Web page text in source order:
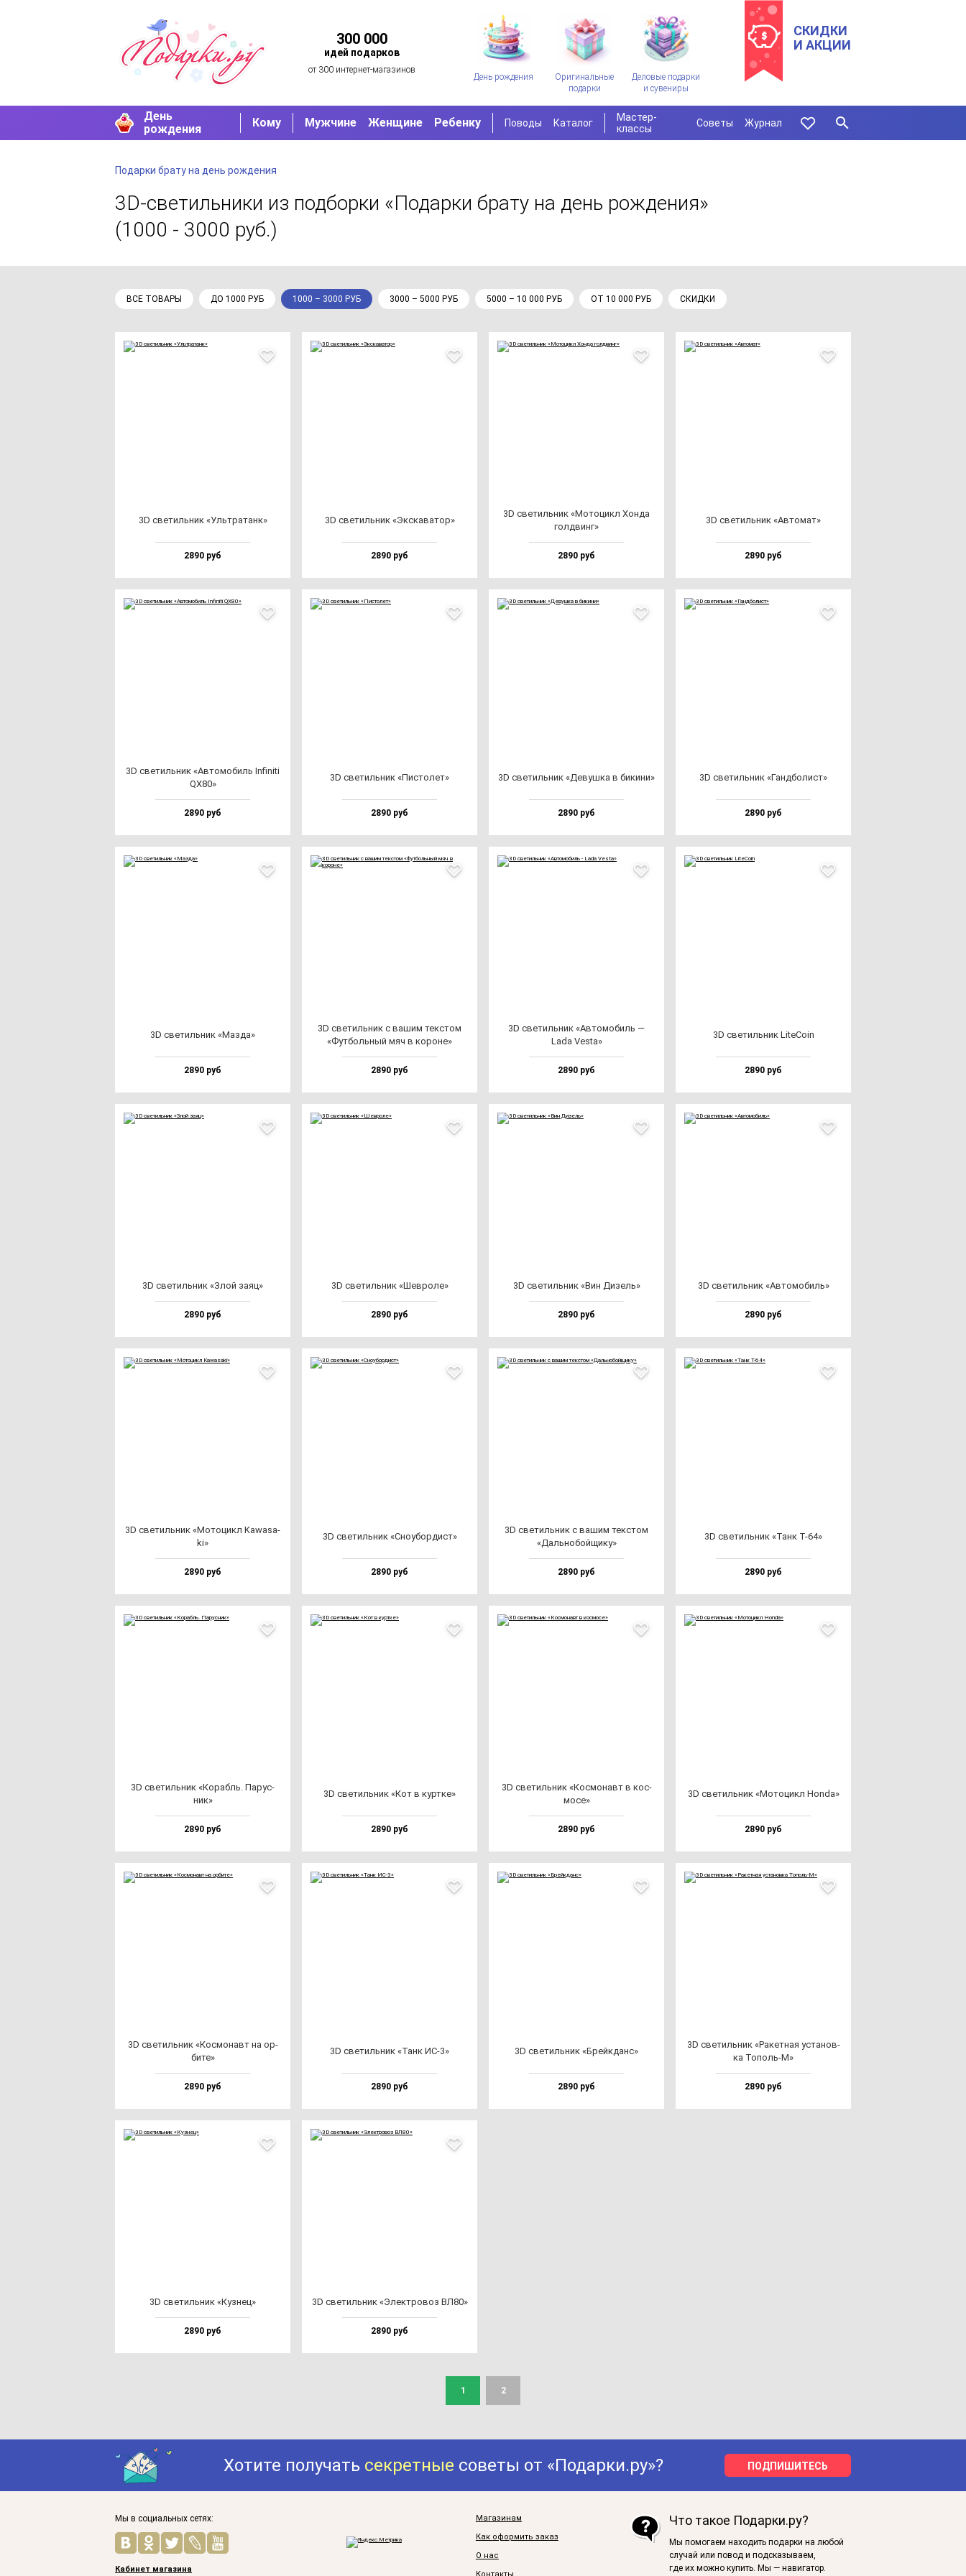
300 000
идей подарков
от 300 интернет-магазинов
День рождения
Оригинальные
подарки
Деловые подарки
и сувениры
СКИДКИ
И АКЦИИ
День
рождения
Кому Мужчине Женщине Ребенку Поводы Каталог
Мастер-
классы
Советы Журнал
Подарки брату на день рождения
3D-светильники из подборки «Подарки брату на день рождения»
(1000 - 3000 руб.)
ВСЕ ТОВАРЫ ДО 1000 РУБ 1000 – 3000 РУБ 3000 – 5000 РУБ 5000 – 10 000 РУБ ОТ 10 000 РУБ СКИДКИ
3D све­тиль­ник «Уль­тра­танк»
2890 руб
3D све­тиль­ник «Экска­ва­тор»
2890 руб
3D све­тиль­ник «Мото­цикл Хон­да
гол­двинг»
2890 руб
3D све­тиль­ник «Авто­мат»
2890 руб
3D све­тиль­ник «Авто­мо­биль Infi­ni­ti
QX80»
2890 руб
3D све­тиль­ник «Пис­то­лет»
2890 руб
3D све­тиль­ник «Девуш­ка в би­ки­ни»
2890 руб
3D све­тиль­ник «Ган­дбо­лист»
2890 руб
3D све­тиль­ник «Маз­да»
2890 руб
3D све­тиль­ник с ва­шим тек­стом
«Фут­боль­ный мяч в ко­ро­не»
2890 руб
3D све­тиль­ник «Авто­мо­биль —
Lada Ves­ta»
2890 руб
3D све­тиль­ник LiteCoin
2890 руб
3D све­тиль­ник «Злой за­яц»
2890 руб
3D све­тиль­ник «Шев­ро­ле»
2890 руб
3D све­тиль­ник «Вин Дизель»
2890 руб
3D све­тиль­ник «Авто­мо­биль»
2890 руб
3D све­тиль­ник «Мото­цикл Kawa­sa­
ki»
2890 руб
3D све­тиль­ник «Сно­убор­дист»
2890 руб
3D све­тиль­ник с ва­шим тек­стом
«Даль­но­бой­щи­ку»
2890 руб
3D све­тиль­ник «Танк Т-64»
2890 руб
3D све­тиль­ник «Корабль. Парус­
ник»
2890 руб
3D све­тиль­ник «Кот в кур­тке»
2890 руб
3D све­тиль­ник «Кос­мо­навт в кос­
мо­се»
2890 руб
3D све­тиль­ник «Мото­цикл Hon­da»
2890 руб
3D све­тиль­ник «Кос­мо­навт на ор­
би­те»
2890 руб
3D све­тиль­ник «Танк ИС-3»
2890 руб
3D све­тиль­ник «Брей­кданс»
2890 руб
3D све­тиль­ник «Ракет­ная ус­та­нов­
ка Тополь-М»
2890 руб
3D све­тиль­ник «Куз­нец»
2890 руб
3D све­тиль­ник «Элек­тро­воз ВЛ80»
2890 руб
1 2
Хотите получать секретные советы от «Подарки.ру»? ПОДПИШИТЕСЬ
Мы в социальных сетях:
Кабинет магазина
Магазинам
Как оформить заказ
О нас
Что такое Подарки.ру?
Мы помогаем находить подарки на любой
случай или повод и подсказываем,
где их можно купить. Мы — навигатор.